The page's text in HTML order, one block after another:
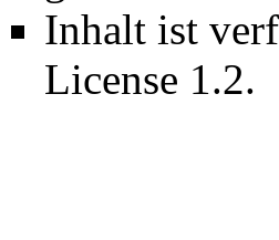
Inhalt ist
License 1.2.